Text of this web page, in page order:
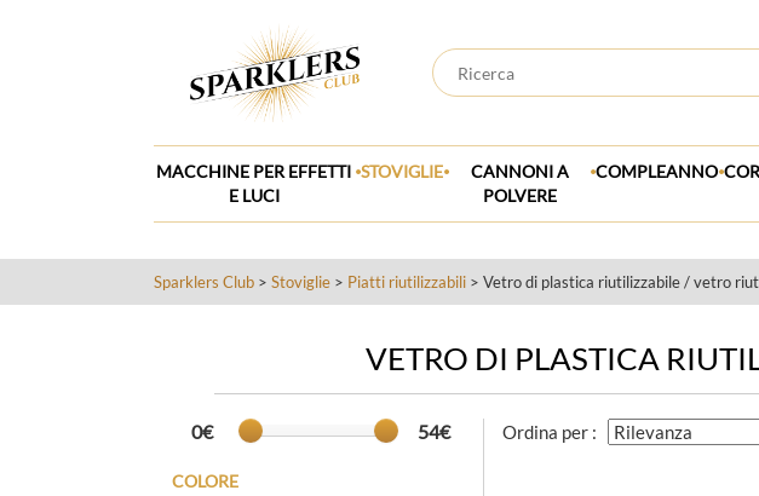
MACCHINE PER EFFETTI
E LUCI
.STOVIGLIE.
CANNONI A
POLVERE
.COMPLEANNO.
Sparklers Club > Stoviglie > Piatti riutilizzabili > Vetro di plastica riutilizzabile / vetro
VETRO DI PLASTICA
0€ 54€
COLORE
Ordina per :